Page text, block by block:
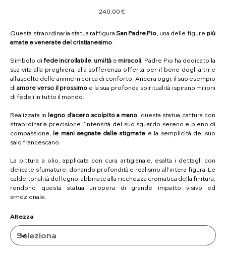
Prezzo
240,00 €
Questa straordinaria statua raffiguraSan Padre Pio, una delle figure più
amate e venerate del cristianesimo.
Simbolo difede incrollabile, umiltà e miracoli, Padre Pio ha dedicato la
sua vita alla preghiera, alla sofferenza offerta per il bene degli altri e
all’ascolto delle anime in cerca di conforto. Ancora oggi, il suo esempio
diamore verso il prossimo e la sua profonda spiritualità ispirano milioni
di fedeli in tutto il mondo.
Realizzata in legno d’acero scolpito a mano, questa statua cattura con
straordinaria precisione l’intensità del suo sguardo sereno e pieno di
compassione, le mani segnate dalle stigmate e la semplicità del suo
saio francescano.
La pittura a olio, applicata con cura artigianale, esalta i dettagli con
delicate sfumature, donando profondità e realismo all’intera figura. Le
calde tonalità del legno, abbinate alla ricchezza cromatica della finitura,
rendono questa statua un’opera di grande impatto visivo ed
emozionale.
Altezza